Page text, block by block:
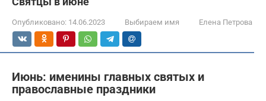
Опубликовано: 14.06.2023 Выбираем имя Елена Петрова
Июнь: именины главных святых и
православные праздники